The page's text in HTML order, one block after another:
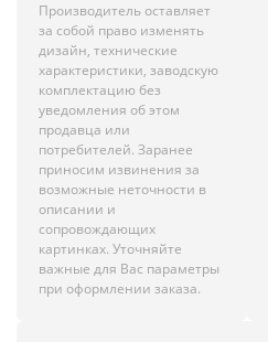
Производитель оставляет
за собой право изменять
дизайн, технические
характеристики, заводскую
комплектацию без
уведомления об этом
продавца или
потребителей. Заранее
приносим извинения за
возможные неточности в
описании и
сопровождающих
картинках. Уточняйте
важные для Вас параметры
при оформлении заказа.